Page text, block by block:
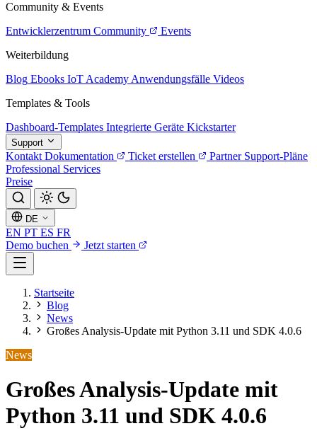
Community & Events
Entwicklerzentrum Community
Events
Weiterbildung
Blog Ebooks IoT Academy Anwendungsfälle Videos
Templates & Tools
Dashboard-Templates Integrierte Geräte Kickstarter
Support
Kontakt Dokumentation Ticket erstellen Partner Support-Pläne
Professional Services
Preise
DE
EN PT ES FR
Demo buchen
Jetzt starten
Startseite
Blog
News
Großes Analysis-Update mit Python 3.11 und SDK 4.0.6
News
Großes Analysis-Update mit
Python 3.11 und SDK 4.0.6